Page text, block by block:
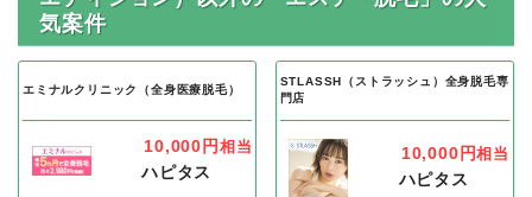
気案件
エミナルクリニック（全身医療脱毛）
10,000円 相当
ハピタス
STLASSH（ストラッシュ）全身脱毛専
門店
10,000円相当
ハピタス